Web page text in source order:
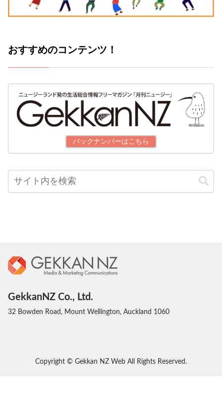
おすすめのコンテンツ！
バックナンバーはこちら
GekkanNZ Co., Ltd.
32 Bowden Road, Mount Wellington, Auckland 1060
Copyright © Gekkan NZ Web All Rights Reserved.